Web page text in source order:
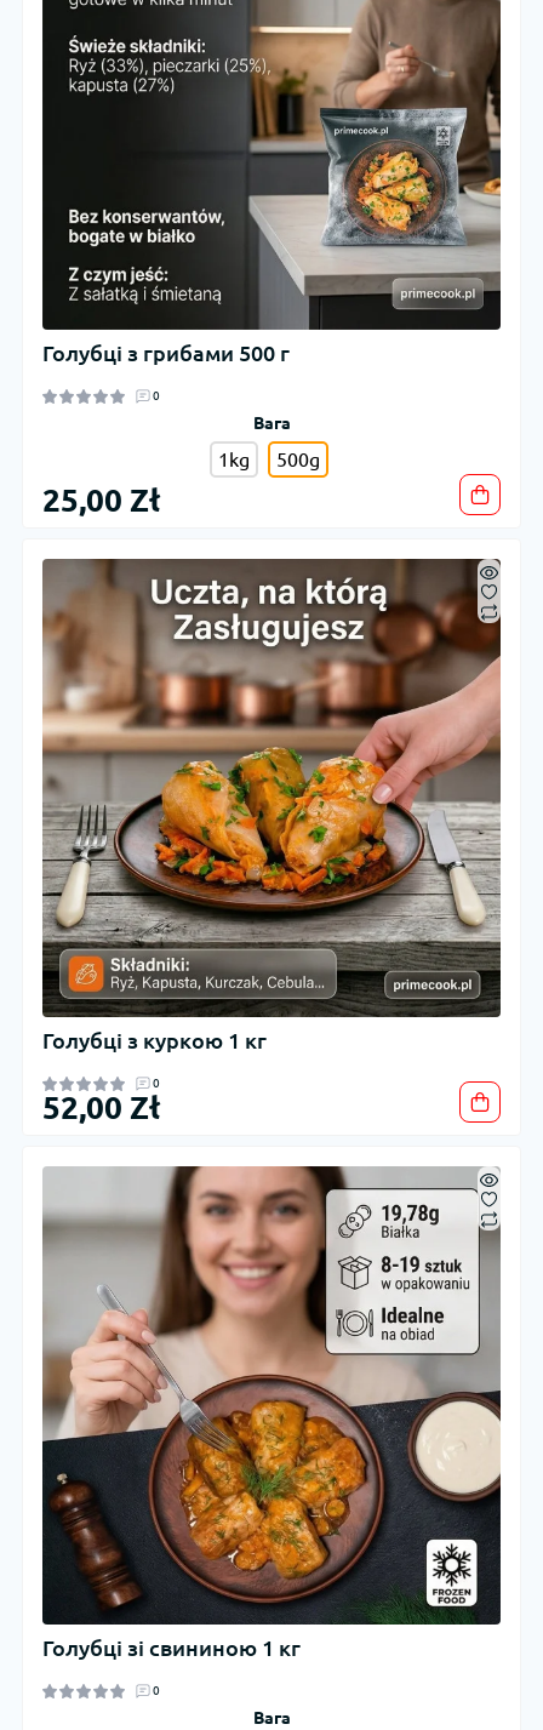
Голубці з грибами 500 г
0
Вага
1kg 500g
25,00 Zł
Голубці з куркою 1 кг
0
52,00 Zł
Голубці зі свининою 1 кг
0
Вага